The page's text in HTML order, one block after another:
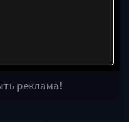
реклама!